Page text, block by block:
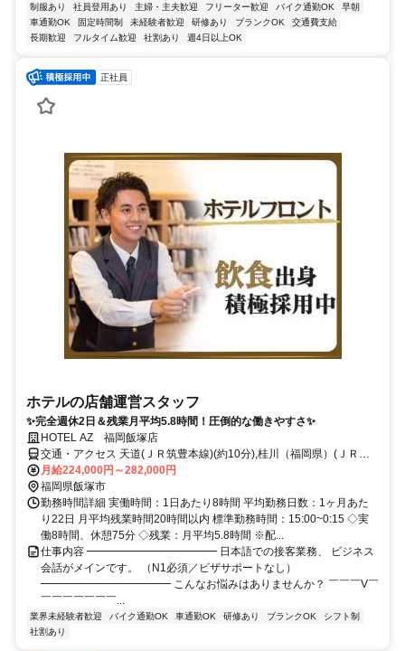
制服あり 社員登用あり 主婦・主夫歓迎 フリーター歓迎 バイク通勤OK
早朝
車通勤OK
固定時間制 未経験者歓迎 研修あり ブランクOK
交通費支給
長期歓迎
フルタイム歓迎 社割あり 週4日以上OK
正社員
ホテルの店舗運営スタッフ
✨完全週休2日＆残業月平均5.8時間！圧倒的な働きやすさ✨
HOTEL AZ 福岡飯塚店
交通・アクセス 天道(ＪＲ筑豊本線)(約10分),桂川（福岡県）(ＪＲ筑
豊本線〔原田線〕)北口(約27分),桂川（福岡県）(ＪＲ篠栗線〔福北ゆ
たか線〕)北口(約27分)
月給224,000円～282,000円
福岡県飯塚市
勤務時間詳細 実働時間：1日あたり8時間 平均勤務日数：1ヶ月あた
り22日 月平均残業時間20時間以内 標準勤務時間：15:00~0:15 ◇実
働8時間、休憩75分 ◇残業：月平均5.8時間 ※配...
仕事内容 ━━━━━━━━━━━━ 日本語での接客業務、 ビジネス
会話がメインです。 （N1必須／ビザサポートなし）
━━━━━━━━━━━━ こんなお悩みはありませんか？ ￣￣￣V￣
￣￣￣￣￣￣￣...
業界未経験者歓迎 バイク通勤OK 車通勤OK 研修あり ブランクOK
シフト制
社割あり